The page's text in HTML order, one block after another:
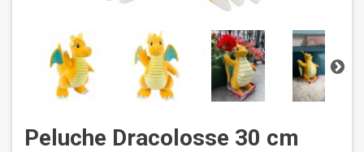
Peluche Dracolosse 30 cm